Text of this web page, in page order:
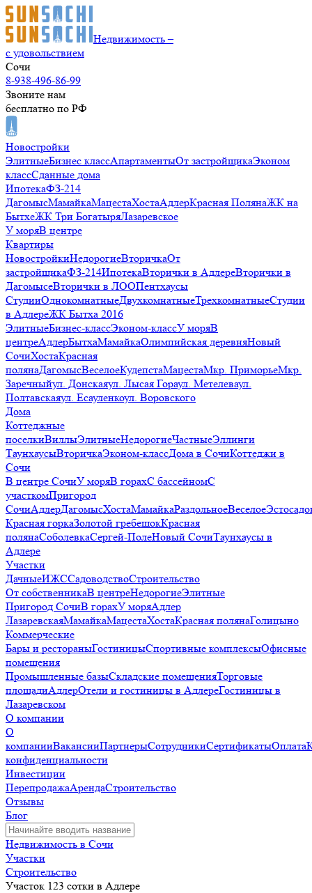
Недвижимость –
с удовольствием
Сочи
8-938-496-86-99
Звоните нам
бесплатно по РФ
Новостройки
ЭлитныеБизнес классАпартаментыОт застройщикаЭконом
классСданные дома
ИпотекаФЗ-214
ДагомысМамайкаМацестаХостаАдлерКрасная ПолянаЖК на
БытхеЖК Три БогатыряЛазаревское
У моряВ центре
Квартиры
НовостройкиНедорогиеВторичкаОт
застройщикаФЗ-214ИпотекаВторички в АдлереВторички в
ДагомысеВторички в ЛООПентхаусы
СтудииОднокомнатныеДвухкомнатныеТрехкомнатныеСтудии
в АдлереЖК Бытха 2016
ЭлитныеБизнес-классЭконом-классУ моряВ
центреАдлерБытхаМамайкаОлимпийская деревняНовый
СочиХостаКрасная
полянаДагомысВеселоеКудепстаМацестаМкр. ПриморьеМкр.
Заречныйул. Донскаяул. Лысая Гораул. Метелеваул.
Полтавскаяул. Есауленкоул. Воровского
Дома
Коттеджные
поселкиВиллыЭлитныеНедорогиеЧастныеЭллинги
ТаунхаусыВторичкаЭконом-классДома в СочиКоттеджи в
Сочи
В центре СочиУ моряВ горахС бассейномС
участкомПригород
СочиАдлерДагомысХостаМамайкаРаздольноеВеселое
Красная горкаЗолотой гребешокКрасная
полянаСоболевкаСергей-ПолеНовый СочиТаунхаусы в
Адлере
Участки
ДачныеИЖССадоводствоСтроительство
От собственникаВ центреНедорогиеЭлитные
Пригород СочиВ горахУ моряАдлер
ЛазаревскаяМамайкаМацестаХостаКрасная полянаГолицыно
Коммерческие
Бары и рестораныГостиницыСпортивные комплексыОфисные
помещения
Промышленные базыСкладские помещенияТорговые
площадиАдлерОтели и гостиницы в АдлереГостиницы в
Лазаревском
О компании
О
компанииВакансииПартнерыСотрудникиСертификатыОплата
конфиденциальности
Инвестиции
ПерепродажаАрендаСтроительство
Отзывы
Блог
Недвижимость в Сочи
Участки
Строительство
Участок 123 сотки в Адлере